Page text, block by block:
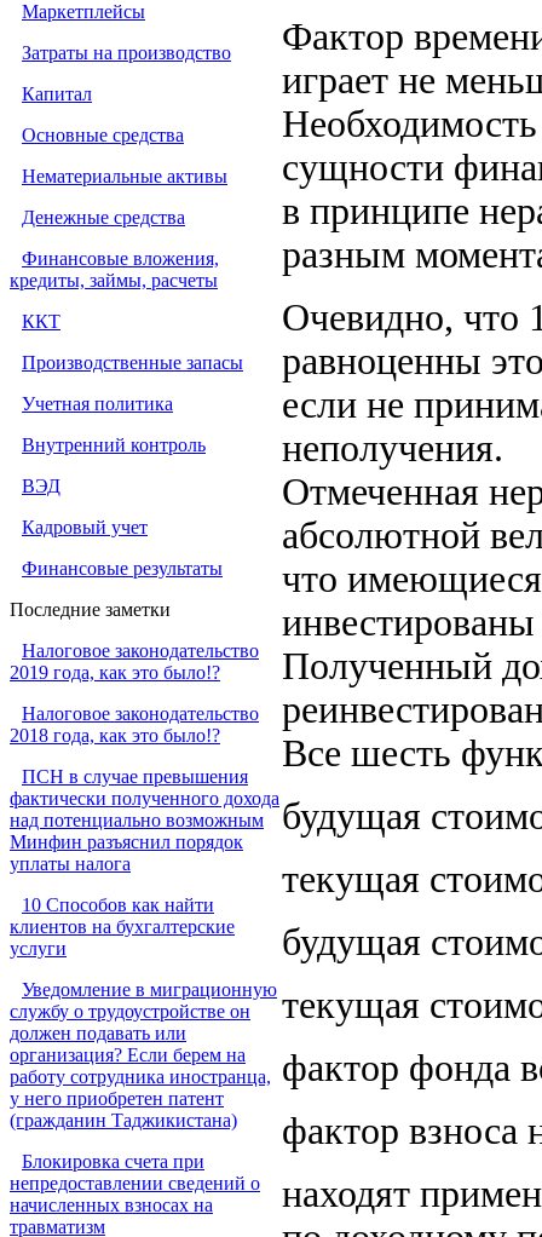
Маркетплейсы
Затраты на производство
Капитал
Основные средства
Нематериальные активы
Денежные средства
Финансовые вложения,
кредиты, займы, расчеты
ККТ
Производственные запасы
Учетная политика
Внутренний контроль
ВЭД
Кадровый учет
Финансовые результаты
Последние заметки
Налоговое законодательство
2019 года, как это было!?
Налоговое законодательство
2018 года, как это было!?
ПСН в случае превышения
фактически полученного дохода
над потенциально возможным
Минфин разъяснил порядок
уплаты налога
10 Способов как найти
клиентов на бухгалтерские
услуги
Уведомление в миграционную
службу о трудоустройстве он
должен подавать или
организация? Если берем на
работу сотрудника иностранца,
у него приобретен патент
(гражданин Таджикистана)
Блокировка счета при
непредоставлении сведений о
начисленных взносах на
травматизм
Фактор
играет не
сущности
в принципе
разным
Очевидно, что
равноценны
если не
неполучения.
Отмеченная
абсолютной
что имеющиеся
Полученный
Все шесть
будущая
текущая
будущая
текущая
фактор фонда
фактор взноса
находят